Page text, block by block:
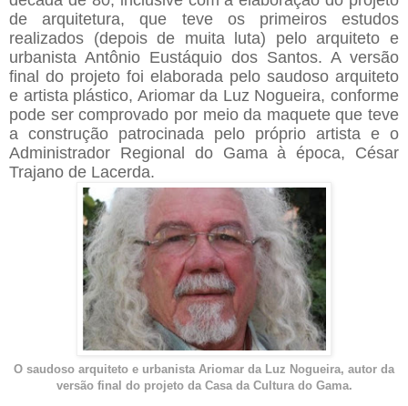
de arquitetura, que teve os primeiros estudos
realizados (depois de muita luta) pelo arquiteto e
urbanista Antônio Eustáquio dos Santos. A versão
final do projeto foi elaborada pelo saudoso arquiteto
e artista plástico, Ariomar da Luz Nogueira, conforme
pode ser comprovado por meio da maquete que teve
a construção patrocinada pelo próprio artista e o
Administrador Regional do Gama à época, César
Trajano de Lacerda.
O saudoso arquiteto e urbanista Ariomar da Luz Nogueira, autor da
versão final do projeto da Casa da Cultura do Gama.